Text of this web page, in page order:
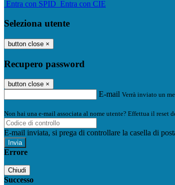
Entra con SPID Entra con CIE
Seleziona utente
button close ×
Recupero password
button close ×
E-mail Verrà inviato un
Non hai una e-mail associata al nome utente? Effettua il reset
E-mail inviata, si prega di controllare la casella di
Errore
Chiudi
Successo